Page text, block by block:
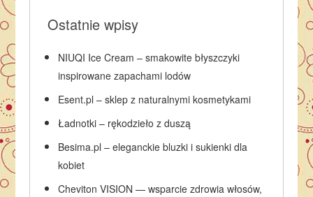
Ostatnie wpisy
NIUQI Ice Cream – smakowite błyszczyki
inspirowane zapachami lodów
Esent.pl – sklep z naturalnymi kosmetykami
Ładnotki – rękodzieło z duszą
Besima.pl – eleganckie bluzki i sukienki dla
kobiet
Cheviton VISION — wsparcie zdrowia włosów,